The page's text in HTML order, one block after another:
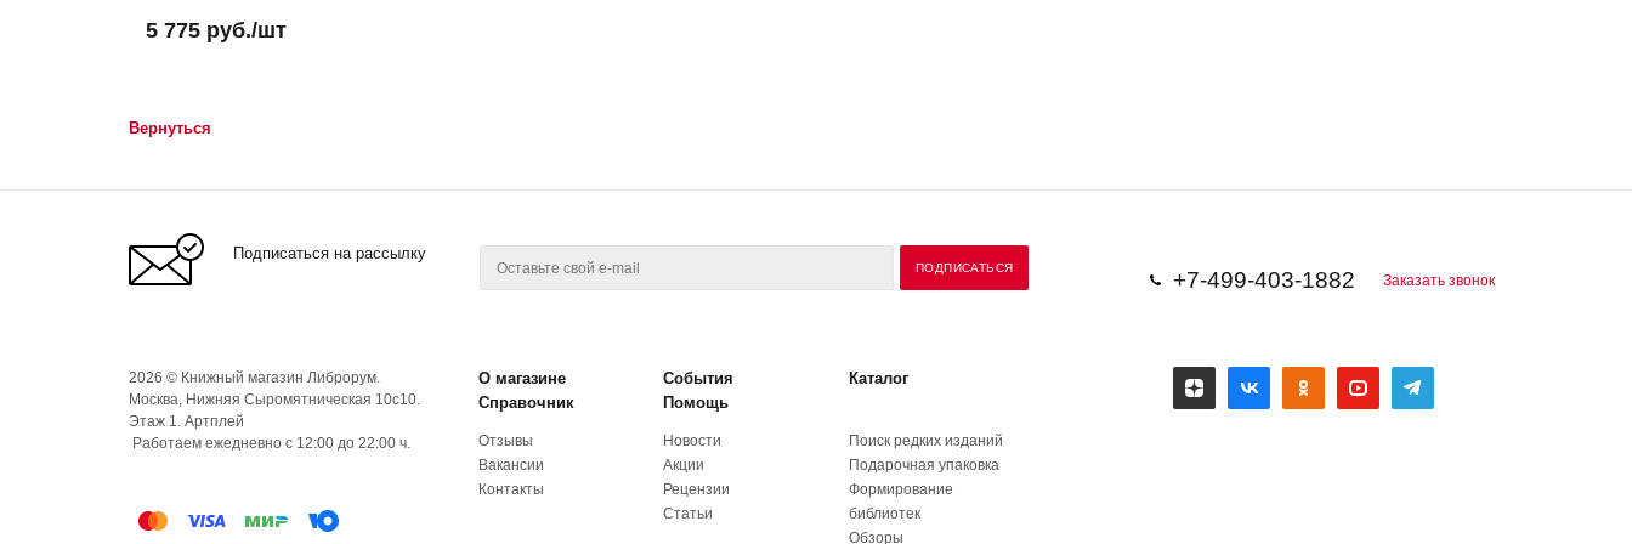
5 775 руб./шт
Вернуться
Подписаться на рассылку
+7-499-403-1882 Заказать звонок
2026 © Книжный магазин Либрорум.
Москва, Нижняя Сыромятническая 10с10.
Этаж 1. Артплей
Работаем ежедневно с 12:00 до 22:00 ч.
О магазине События
Каталог
Справочник
Помощь
Отзывы
Вакансии
Контакты
Новости
Акции
Рецензии
Статьи
Поиск редких изданий
Подарочная упаковка
Формирование
библиотек
Обзоры